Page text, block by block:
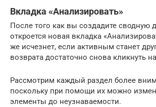
Вкладка «Анализировать»
После того как вы создадите сводную
откроется новая вкладка
же исчезнет, если активным станет
возврата достаточно снова кликнуть
Рассмотрим каждый раздел более
поскольку при помощи их можно
элементы до неузнаваемости.